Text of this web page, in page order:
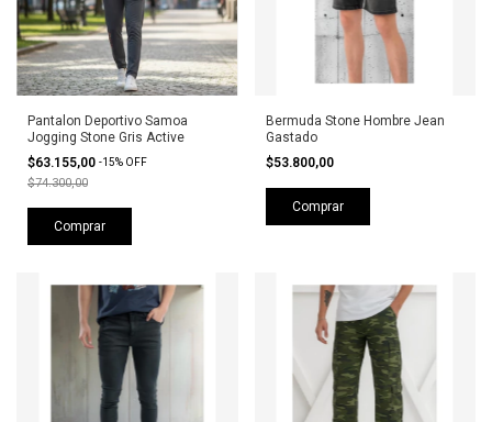
Pantalon Deportivo Samoa
Jogging Stone Gris Active
$63.155,00 -15% OFF
$74.300,00
Comprar
Bermuda Stone Hombre Jean
Gastado
$53.800,00
Comprar